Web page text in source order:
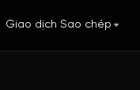
Giao dịch Sao chép